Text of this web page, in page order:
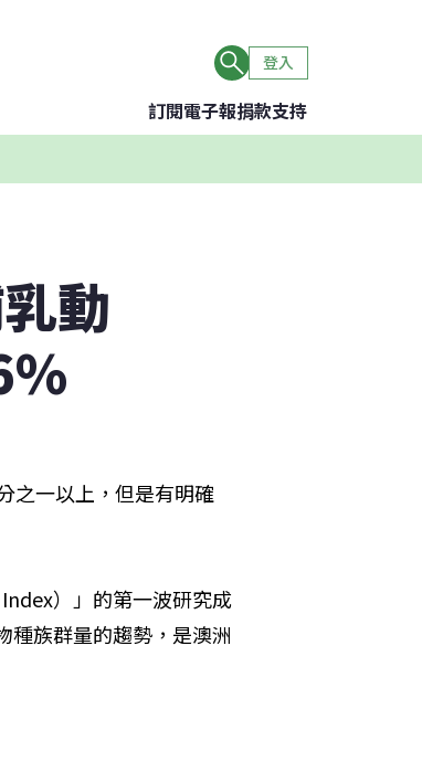
登入
訂閱電子報捐款支持
動
之一以上，但是有明確
）」的第一波研究成
種族群量的趨勢，是澳洲